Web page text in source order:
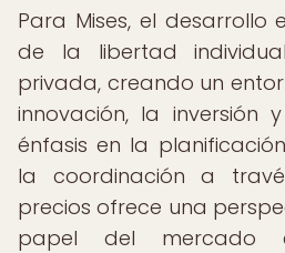
Para Mises, el desarrollo
de la libertad
privada, creando un
innovación, la inversión
énfasis en la
la coordinación a
precios ofrece una
papel del mercado